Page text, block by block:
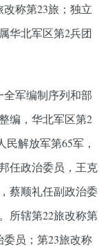
称第23旅；独立
华北军区第2兵团
全军编制序列和部
编，华北军区第2
任政治委员，王克
蔡顺礼任副政治委
所辖第22旅改称第
员；第23旅改称